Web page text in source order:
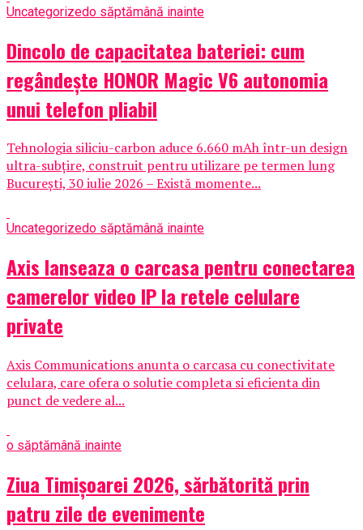
Uncategorizedo săptămână inainte
Dincolo de capacitatea bateriei: cum
regândește HONOR Magic V6 autonomia
unui telefon pliabil
Tehnologia siliciu-carbon aduce 6.660 mAh într-un design
ultra-subțire, construit pentru utilizare pe termen lung
București, 30 iulie 2026 – Există momente...
Uncategorizedo săptămână inainte
Axis lanseaza o carcasa pentru conectarea
camerelor video IP la retele celulare
private
Axis Communications anunta o carcasa cu conectivitate
celulara, care ofera o solutie completa si eficienta din
punct de vedere al...
o săptămână inainte
Ziua Timișoarei 2026, sărbătorită prin
patru zile de evenimente